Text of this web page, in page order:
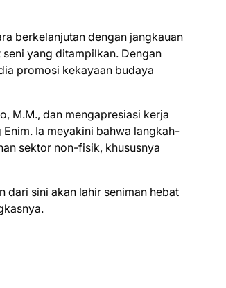
berkelanjutan dengan jangkauan
yang ditampilkan. Dengan
promosi kekayaan budaya
M.M., dan mengapresiasi kerja
Ia meyakini bahwa langkah-
sektor non-fisik, khususnya
dari sini akan lahir seniman hebat